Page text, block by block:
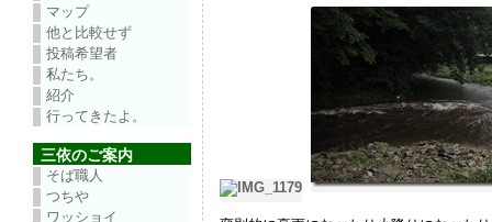
マップ
他と比較せず
投稿希望者
私たち。
紹介
行ってきたよ。
三依のご案内
そば職人
つちや
ワッショイ